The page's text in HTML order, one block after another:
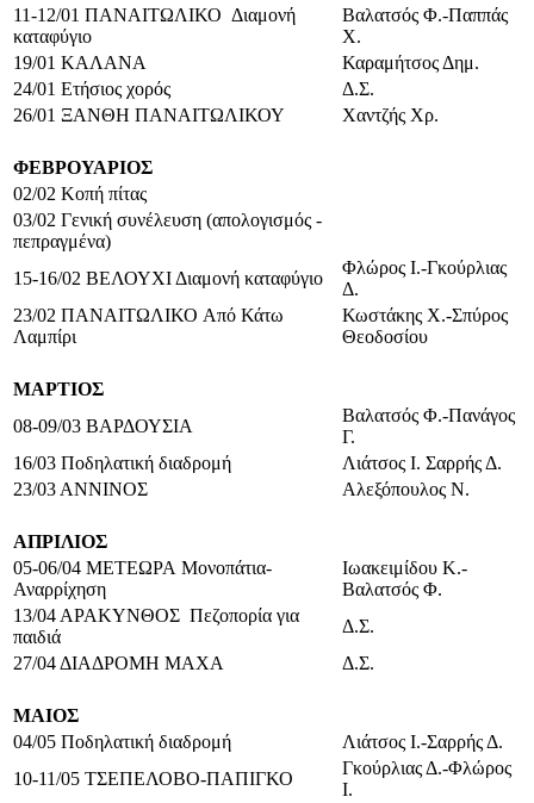
11-12/01 ΠΑΝΑΙΤΩΛΙΚΟ Διαμονή
καταφύγιο
Βαλατσός Φ.-Παππάς
Χ.
19/01 ΚΑΛΑΝΑ
Καραμήτσος Δημ.
24/01 Ετήσιος χορός
Δ.Σ.
26/01 ΞΑΝΘΗ ΠΑΝΑΙΤΩΛΙΚΟΥ
Χαντζής Χρ.
ΦΕΒΡΟΥΑΡΙΟΣ
02/02 Κοπή πίτας
03/02 Γενική συνέλευση (απολογισμός -
πεπραγμένα)
15-16/02 ΒΕΛΟΥΧΙ Διαμονή καταφύγιο
Φλώρος Ι.-Γκούρλιας
Δ.
23/02 ΠΑΝΑΙΤΩΛΙΚΟ Από Κάτω
Λαμπίρι
Κωστάκης Χ.-Σπύρος
Θεοδοσίου
ΜΑΡΤΙΟΣ
08-09/03 ΒΑΡΔΟΥΣΙΑ
Βαλατσός Φ.-Πανάγος
Γ.
16/03 Ποδηλατική διαδρομή
Λιάτσος Ι. Σαρρής Δ.
23/03 ΑNΝΙΝΟΣ Αλεξόπουλος Ν.
ΑΠΡΙΛΙΟΣ
05-06/04 ΜΕΤΕΩΡΑ Μονοπάτια-
Αναρρίχηση
Ιωακειμίδου Κ.-
Βαλατσός Φ.
13/04 ΑΡΑΚΥΝΘΟΣ Πεζοπορία για
παιδιά
Δ.Σ.
27/04 ΔΙΑΔΡΟΜΗ ΜΑΧΑ
Δ.Σ.
ΜΑΙΟΣ
04/05 Ποδηλατική διαδρομή
Λιάτσος Ι.-Σαρρής Δ.
10-11/05 ΤΣΕΠΕΛΟΒΟ-ΠΑΠΙΓΚΟ
Γκούρλιας Δ.-Φλώρος
Ι.